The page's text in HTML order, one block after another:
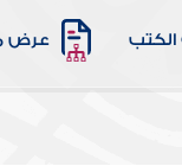
الكتب عرض